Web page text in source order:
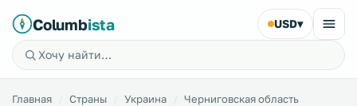
Columbista USD▾
Главная Страны Украина
Черниговская область